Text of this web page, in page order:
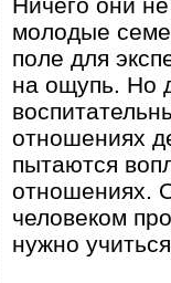
молодые
поле для
на ощупь. Но
отношениях
пытаются
отношениях.
человеком
нужно